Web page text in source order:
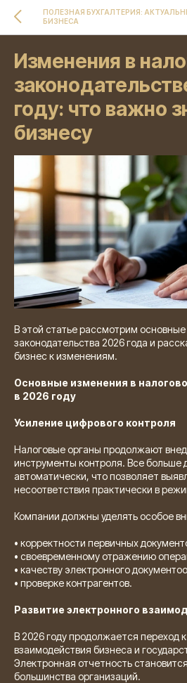
ПОЛЕЗНАЯ БУХГАЛТЕРИЯ:
БИЗНЕСА
Изменения в
году: что важно
бизнесу
В этой статье рассмотрим
законодательства 2026 года и
бизнес к изменениям.
Основные изменения в
в 2026 году
Усиление цифрового контроля
Налоговые органы продолжают
инструменты контроля. Все больше
автоматически, что позволяет
несоответствия практически в
Компании должны уделять особое
• корректности первичных
• своевременному отражению
• качеству электронного
• проверке контрагентов.
Развитие электронного
В 2026 году продолжается переход
взаимодействия бизнеса и
Электронная отчетность
большинства организаций.